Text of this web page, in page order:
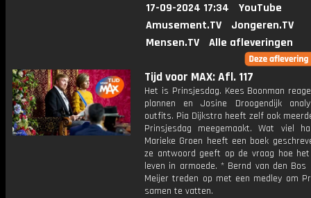
17-09-2024 17:34
YouTube
Amusement.TV
Jongeren.TV
Mensen.TV
Alle afleveringen
Tijd voor MAX: Afl. 117
Het is Prinsjesdag. Kees Boonman
plannen en Josine Droogendijk
outfits. Pia Dijkstra heeft zelf ook
Prinsjesdag meegemaakt. Wat viel
Marieke Groen heeft een boek
ze antwoord geeft op de vraag hoe
leven in armoede. * Bernd van den Bos
Meijer treden op met een medley om
samen te vatten.